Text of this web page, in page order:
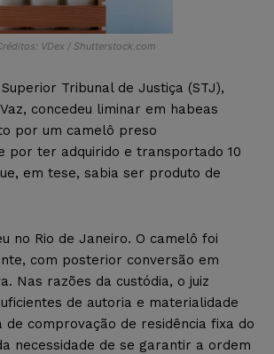
VDex / Shutterstock.com
Tribunal de Justiça (STJ),
concedeu liminar em habeas
por um camelô preso
por ter adquirido e transportado 10
em tese, sabia ser produto de
no Rio de Janeiro. O camelô foi
com posterior conversão em
Nas razões da custódia, o juiz
de autoria e materialidade
comprovação de residência fixa do
necessidade de se garantir a ordem